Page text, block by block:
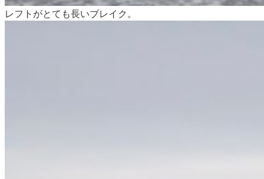
レフトがとても長いブレイク。